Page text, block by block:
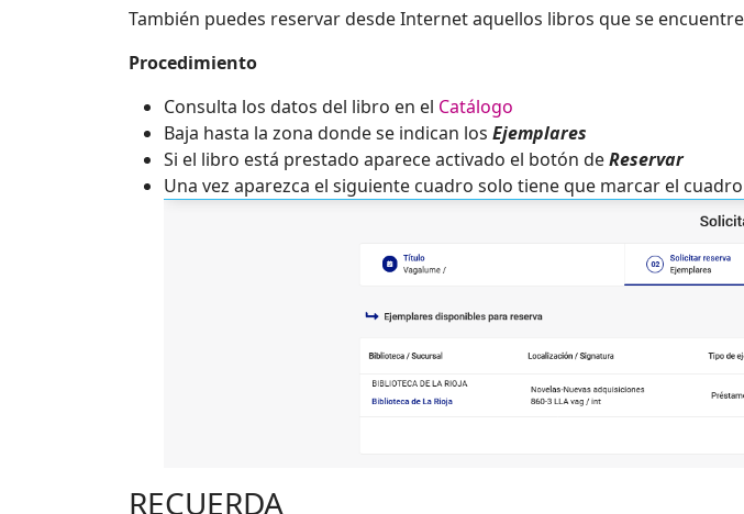
También puedes reservar desde Internet aquellos libros que se
Procedimiento
Consulta los datos del libro en el Catálogo
Baja hasta la zona donde se indican los Ejemplares
Si el libro está prestado aparece activado el botón deReservar
Una vez aparezca el siguiente cuadro solo tiene que marcar el cuadro
RECUERDA